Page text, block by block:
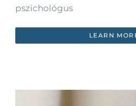
pszichológus
LEARN